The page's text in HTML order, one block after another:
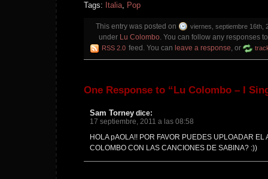
Tags: Italia, Pop
This entry was posted on viernes, septiembre 16th,
under Lu Colombo. You can follow any responses
RSS 2.0 feed. You can leave a response, or
One Response to “Lu Colombo – I
Sam Torney dice:
17 septiembre, 2011 a las 08:58
HOLA pAOLA!! POR FAVOR PUEDES UPLOADAR EL
COLOMBO CON LAS CANCIONES DE SABINA? :))